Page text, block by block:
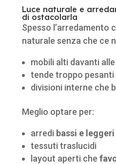
Luce naturale e
di ostacolarla
Spesso l’arredamento
naturale senza che ce
mobili alti davanti
tende troppo pesanti
divisioni interne che
Meglio optare per:
arredi bassi e leggeri
tessuti traslucidi
layout aperti che